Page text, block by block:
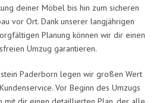
deiner Möbel bis hin zum sicheren
vor Ort. Dank unserer langjährigen
Planung können wir dir einen
Umzug garantieren.
Paderborn legen wir großen Wert
Vor Beginn des Umzugs